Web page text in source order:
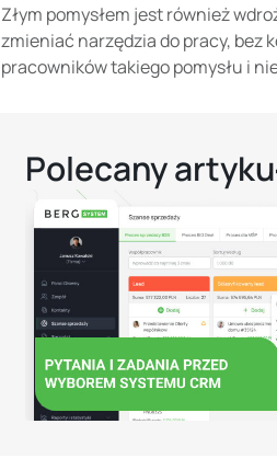
Złym pomysłem jest również
zmieniać narzędzia do pracy, bez
pracowników takiego pomysłu i
Polecany